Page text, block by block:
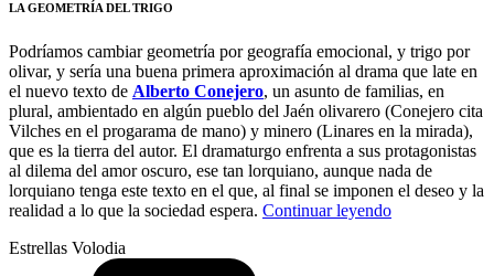
LA GEOMETRÍA DEL TRIGO
Podríamos cambiar geometría por geografía emocional, y trigo por
olivar, y sería una buena primera aproximación al drama que late en
el nuevo texto de Alberto Conejero, un asunto de familias, en
plural, ambientado en algún pueblo del Jaén olivarero (Conejero cita
Vilches en el progarama de mano) y minero (Linares en la mirada),
que es la tierra del autor. El dramaturgo enfrenta a sus protagonistas
al dilema del amor oscuro, ese tan lorquiano, aunque nada de
lorquiano tenga este texto en el que, al final se imponen el deseo y la
realidad a lo que la sociedad espera. Continuar leyendo“Secretos
Estrellas Volodia